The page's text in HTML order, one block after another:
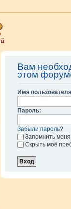
Вам
этом
Имя
Пароль:
Забыли пароль?
Запомнить меня
Скрыть моё